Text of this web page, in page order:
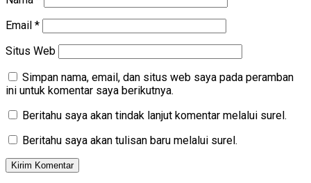
Email *
Situs Web
Simpan nama, email, dan situs web saya pada peramban
ini untuk komentar saya berikutnya.
Beritahu saya akan tindak lanjut komentar melalui surel.
Beritahu saya akan tulisan baru melalui surel.